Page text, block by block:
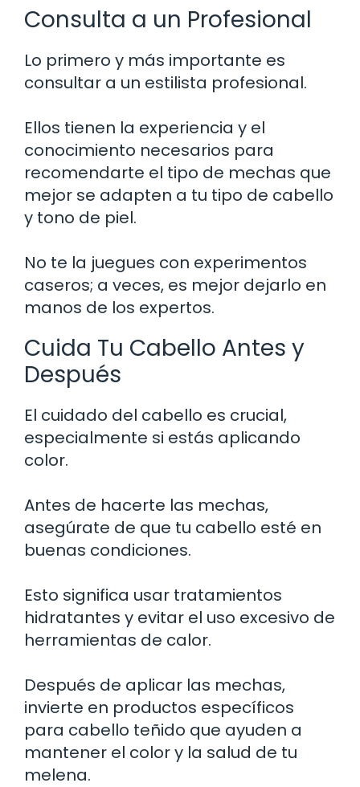
Consulta a un Profesional
Lo primero y más importante es
consultar a un estilista profesional.
Ellos tienen la experiencia y el
conocimiento necesarios para
recomendarte el tipo de mechas que
mejor se adapten a tu tipo de cabello
y tono de piel.
No te la juegues con experimentos
caseros; a veces, es mejor dejarlo en
manos de los expertos.
Cuida Tu Cabello Antes y
Después
El cuidado del cabello es crucial,
especialmente si estás aplicando
color.
Antes de hacerte las mechas,
asegúrate de que tu cabello esté en
buenas condiciones.
Esto significa usar tratamientos
hidratantes y evitar el uso excesivo de
herramientas de calor.
Después de aplicar las mechas,
invierte en productos específicos
para cabello teñido que ayuden a
mantener el color y la salud de tu
melena.